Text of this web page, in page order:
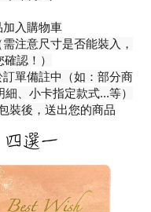
加入購物車
注意尺寸是否能裝入，
認！）
單備註中（如：部分商
、小卡指定款式...等）
裝後，送出您的商品